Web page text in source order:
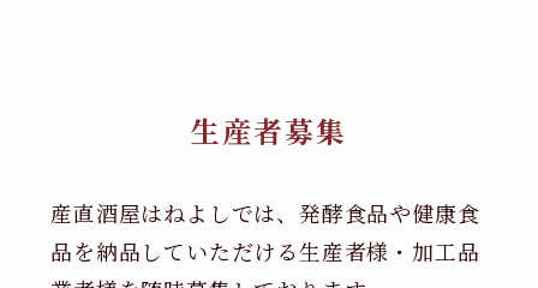
生産者募集
産直酒屋はねよしでは、発酵食品や健康食
品を納品していただける生産者様・加工品